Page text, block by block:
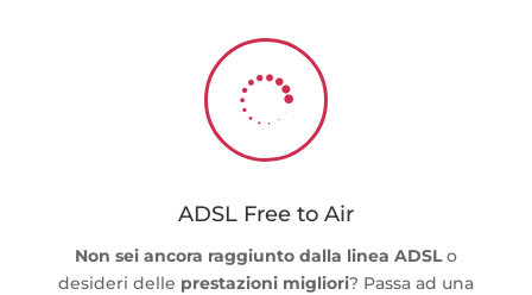

ADSL Free to Air
Non sei ancora raggiunto dalla linea ADSLo
desideri delle prestazioni migliori? Passa ad una